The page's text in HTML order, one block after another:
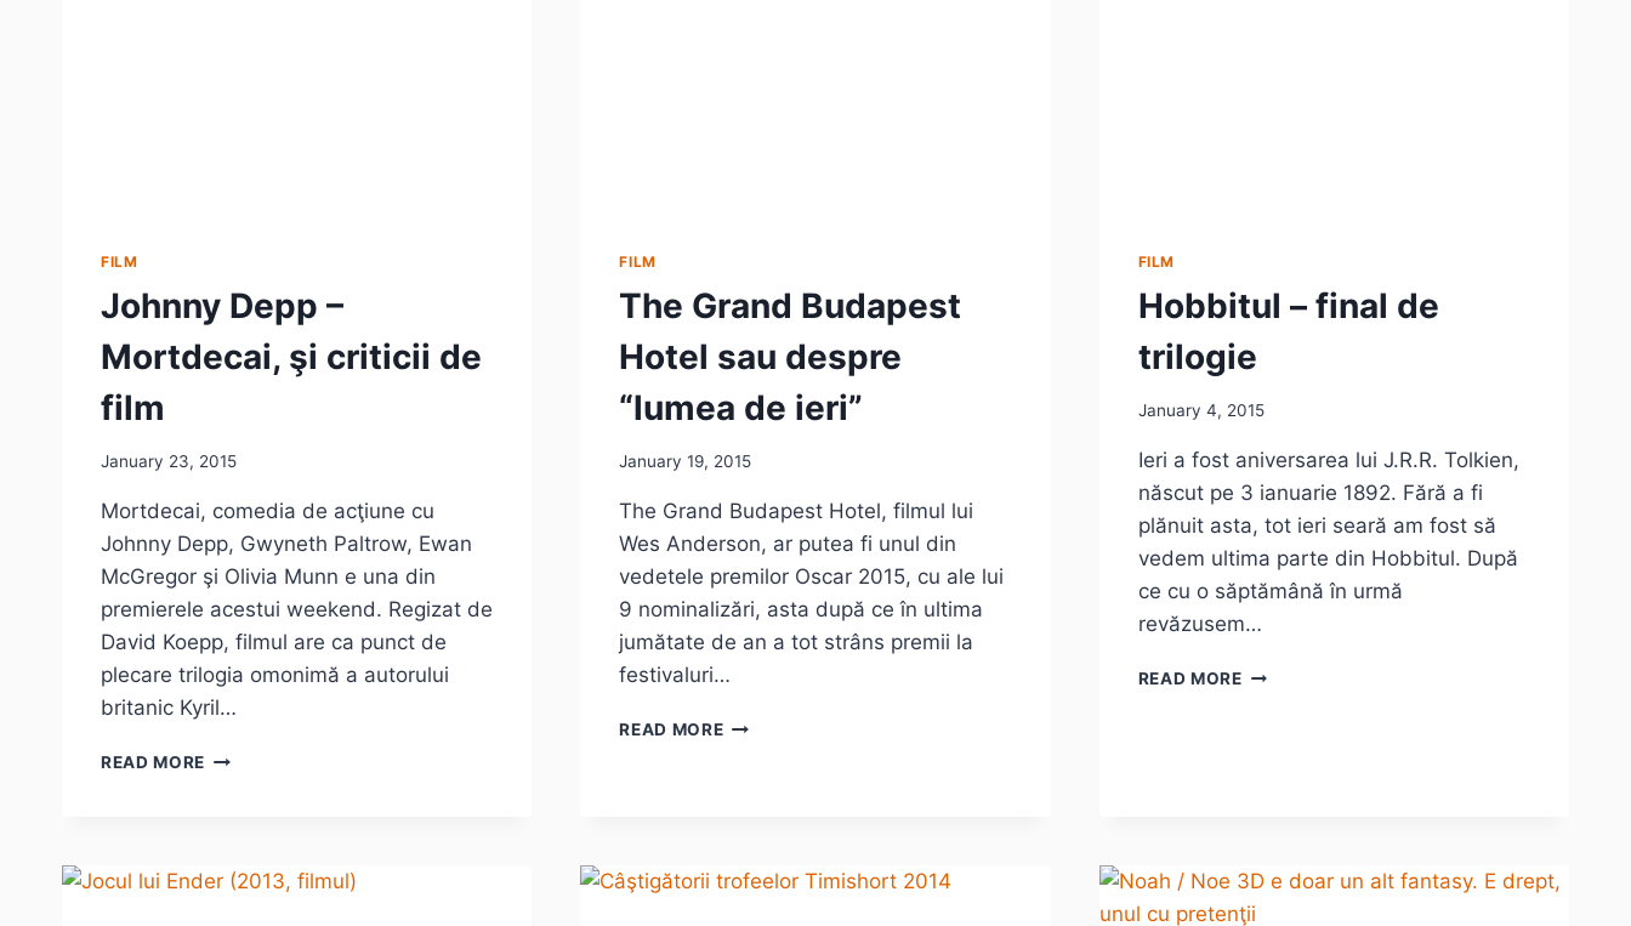
FILM
Johnny Depp –
Mortdecai, şi criticii de
film
January 23, 2015
Mortdecai, comedia de acţiune cu
Johnny Depp, Gwyneth Paltrow, Ewan
McGregor şi Olivia Munn e una din
premierele acestui weekend. Regizat de
David Koepp, filmul are ca punct de
plecare trilogia omonimă a autorului
britanic Kyril…
READ MORE JOHNNY
CRITICII
FILM
The Grand Budapest
Hotel sau despre
“lumea de ieri”
January 19, 2015
The Grand Budapest Hotel, filmul lui
Wes Anderson, ar putea fi unul din
vedetele premilor Oscar 2015, cu ale lui
9 nominalizări, asta după ce în ultima
jumătate de an a tot strâns premii la
festivaluri…
READ MORETHE
“LUMEA
FILM
Hobbitul – final de
trilogie
January 4, 2015
Ieri a fost aniversarea lui J.R.R. Tolkien,
născut pe 3 ianuarie 1892. Fără a fi
plănuit asta, tot ieri seară am fost să
vedem ultima parte din Hobbitul. După
ce cu o săptămână în urmă
revăzusem…
READ MOREHOBBITUL